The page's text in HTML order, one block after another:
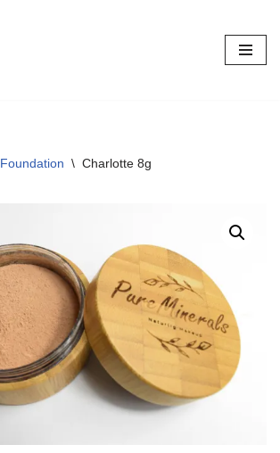
Foundation \ Charlotte 8g